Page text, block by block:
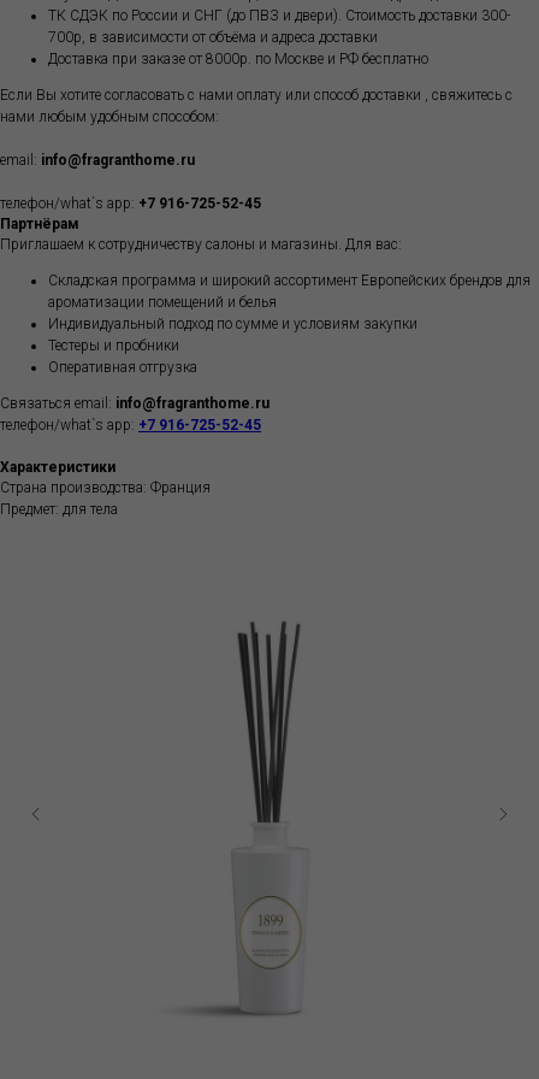
ТК СДЭК по России и СНГ (до ПВЗ и двери). Стоимость доставки 300-
700р, в зависимости от объёма и адреса доставки
Доставка при заказе от 8000р. по Москве и РФ бесплатно
Если Вы хотите согласовать с нами оплату или способ доставки , свяжитесь с
нами любым удобным способом:
email: info@fragranthome.ru
телефон/what`s app: +7 916-725-52-45
Партнёрам
Приглашаем к сотрудничеству салоны и магазины. Для вас:
Складская программа и широкий ассортимент Европейских брендов для
ароматизации помещений и белья
Индивидуальный подход по сумме и условиям закупки
Тестеры и пробники
Оперативная отгрузка
Связаться email: info@fragranthome.ru
телефон/what`s app: +7 916-725-52-45
Характеристики
Страна производства: Франция
Предмет: для тела